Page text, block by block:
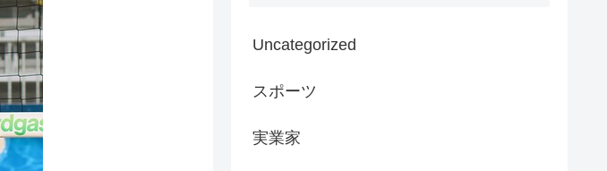
Uncategorized
スポーツ
実業家